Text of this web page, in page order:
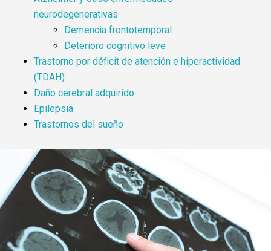
neurodegenerativas
Demencia frontotemporal
Deterioro cognitivo leve
Trastorno por déficit de atención e hiperactividad
(TDAH)
Daño cerebral adquirido
Epilepsia
Trastornos del sueño